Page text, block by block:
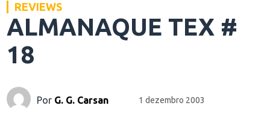
REVIEWS
ALMANAQUE TEX #
18
Por G. G. Carsan 1 dezembro 2003